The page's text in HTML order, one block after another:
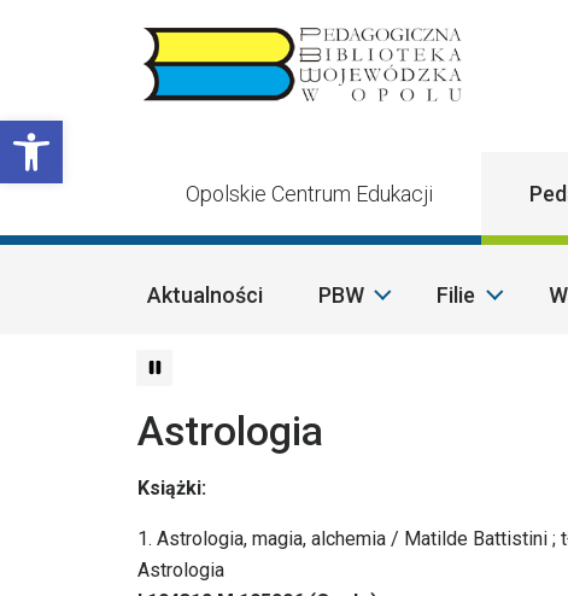
Otwórz pasek narzędzi
Opolskie Centrum Edukacji
Aktualności PBW Filie
Astrologia
Książki:
1. Astrologia, magia, alchemia / Matilde Battistini ;
Astrologia